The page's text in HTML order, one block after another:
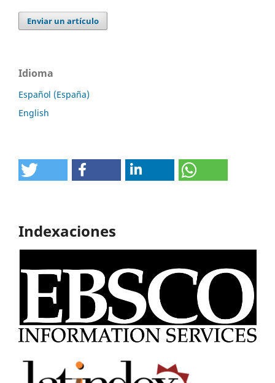
Enviar un artículo
Idioma
Español (España)
English
Indexaciones